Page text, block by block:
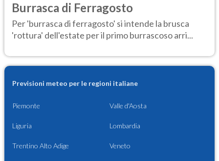
Burrasca di Ferragosto
Per 'burrasca di ferragosto' si intende la brusca
'rottura' dell'estate per il primo burrascoso arri...
Previsioni meteo per le regioni italiane
Piemonte Valle d'Aosta
Liguria Lombardia
Trentino Alto Adige Veneto